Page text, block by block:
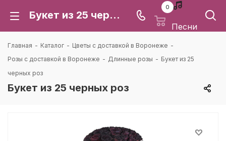
Букет из 25 черных роз: цена и доставка в Воронеже | Каталея
0
Песни
Главная - Каталог - Цветы с доставкой в Воронеже -
Розы с доставкой в Воронеже - Длинные розы - Букет из 25
черных роз
Букет из 25 черных роз